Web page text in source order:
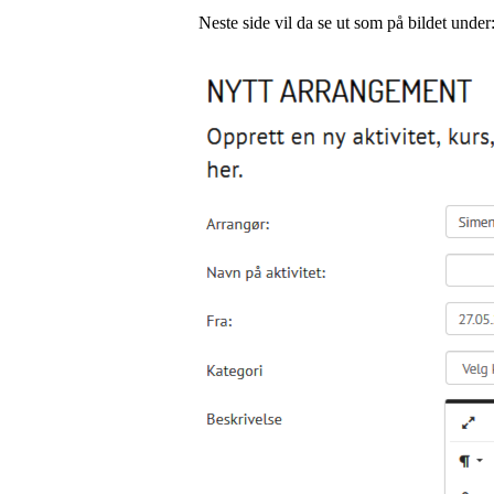
Neste side vil da se ut som på bildet under: